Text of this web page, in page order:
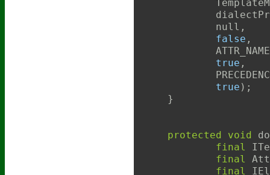
            null
,
false ,
            ATTR_NAME
true ,
true ) ;
}
protected void
final
final
final